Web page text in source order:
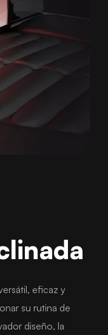
eficaz y
su rutina de
diseño, la